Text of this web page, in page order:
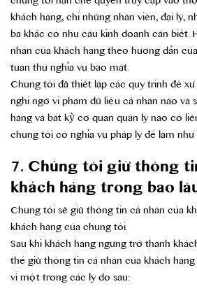
khách hàng, chỉ những nhân viên, đại lý,
ba khác có nhu cầu kinh doanh cần
nhân của khách hàng theo hướng dẫn
tuân thủ nghĩa vụ bảo mật.
Chúng tôi đã thiết lập các quy trình để
nghi ngờ vi phạm dữ liệu cá nhân nào và
hàng và bất kỳ cơ quan quản lý nào có
chúng tôi có nghĩa vụ pháp lý để làm như
7. Chúng tôi giữ thông
khách hàng trong bao
Chúng tôi sẽ giữ thông tin cá nhân của
khách hàng của chúng tôi.
Sau khi khách hàng ngừng trở thành
thể giữ thông tin cá nhân của khách
vì một trong các lý do sau: